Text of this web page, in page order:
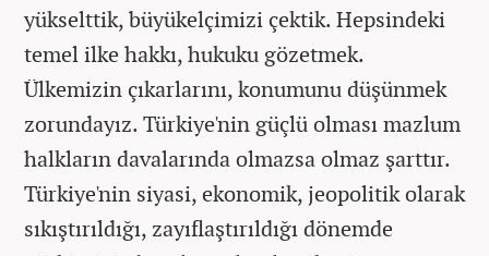
yükselttik, büyükelçimizi çektik. Hepsindeki
temel ilke hakkı, hukuku gözetmek.
Ülkemizin çıkarlarını, konumunu düşünmek
zorundayız. Türkiye'nin güçlü olması mazlum
halkların davalarında olmazsa olmaz şarttır.
Türkiye'nin siyasi, ekonomik, jeopolitik olarak
sıkıştırıldığı, zayıflaştırıldığı dönemde